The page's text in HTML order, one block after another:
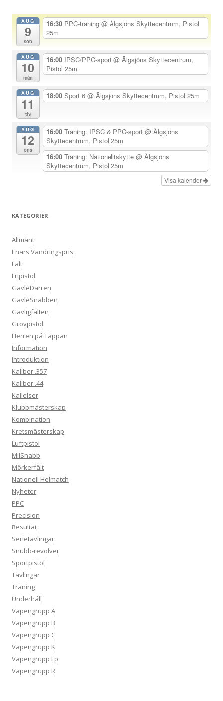
n
e
AUG
9
sön
16:30 PPC-träning @ Älgsjöns Skyttecentrum, Pistol
25m
AUG
10
mån
16:00 IPSC/PPC-sport @ Älgsjöns Skyttecentrum,
Pistol 25m
AUG
11
tis
18:00 Sport 6 @ Älgsjöns Skyttecentrum, Pistol 25m
AUG
12
ons
16:00 Träning: IPSC & PPC-sport @ Älgsjöns
Skyttecentrum, Pistol 25m
16:00 Träning: Nationelltskytte @ Älgsjöns
Skyttecentrum, Pistol 25m
Visa kalender
KATEGORIER
Allmänt
Enars Vandringspris
Fält
Fripistol
GävleDarren
GävleSnabben
Gävligfälten
Grovpistol
Herren på Täppan
Information
Introduktion
Kaliber .357
Kaliber .44
Kallelser
Klubbmästerskap
Kombination
Kretsmästerskap
Luftpistol
MilSnabb
Mörkerfält
Nationell Helmatch
Nyheter
PPC
Precision
Resultat
Serietävlingar
Snubb-revolver
Sportpistol
Tävlingar
Träning
Underhåll
Vapengrupp A
Vapengrupp B
Vapengrupp C
Vapengrupp K
Vapengrupp Lp
Vapengrupp R